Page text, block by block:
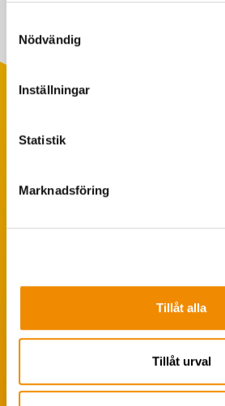
Nödvändig
Inställningar
Statistik
Marknadsföring
Tillåt alla
Tillåt urval
Populära sökningar
Avbytarservice
VäxaControl®
Seminservice
Tips från coachen
Fruktsamhetsservice